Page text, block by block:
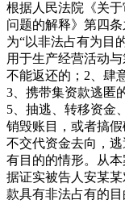
根据人民法院《关
问题的解释》第四
为“以非法占有为目
用于生产经营活动
不能返还的；2、肆
3、携带集资款逃匿
5、抽逃、转移资金
销毁账目，或者搞
不交代资金去向，
有目的的情形。从
据证实被告人安某
款具有非法占有的目